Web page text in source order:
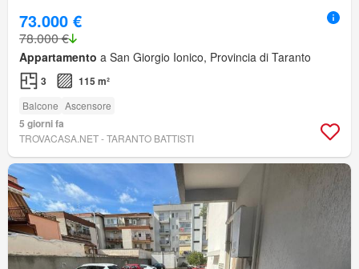
73.000 €
78.000 €
Appartamento a San Giorgio Ionico, Provincia di Taranto
3 115 m²
Balcone Ascensore
5 giorni fa
TROVACASA.NET - TARANTO BATTISTI